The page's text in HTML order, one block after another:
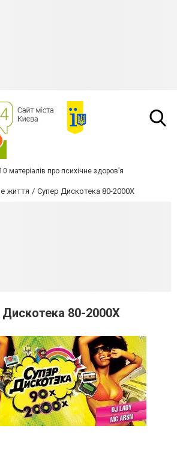
матеріалів про психічне здоров’я
життя Супер Дискотека 80-2000Х
Дискотека 80-2000Х